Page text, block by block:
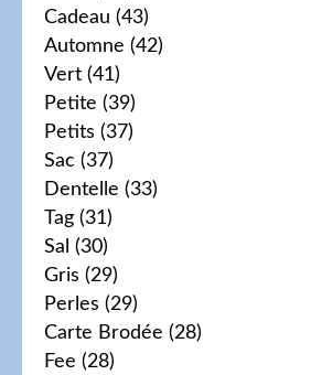
Cadeau (43)
Automne (42)
Vert (41)
Petite (39)
Petits (37)
Sac (37)
Dentelle (33)
Tag (31)
Sal (30)
Gris (29)
Perles (29)
Carte Brodée (28)
Fee (28)